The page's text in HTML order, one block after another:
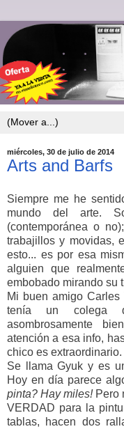
miércoles, 30 de julio de 2014
Arts and Barfs
Siempre me he
mundo del arte.
(contemporánea o
trabajillos y movidas,
esto... es por esa
alguien que
embobado mirando su
Mi buen amigo
tenía un colega
asombrosamente
atención a esa info,
chico es extraordinario.
Se llama Gyuk y es
Hoy en día parece
pinta? Hay miles!Pero
VERDAD para la
tablas, hacen dos